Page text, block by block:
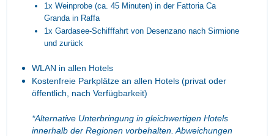
1x Weinprobe (ca. 45 Minuten) in der Fattoria Ca
Granda in Raffa
1x Gardasee-Schifffahrt von Desenzano nach Sirmione
und zurück
WLAN in allen Hotels
Kostenfreie Parkplätze an allen Hotels (privat oder
öffentlich, nach Verfügbarkeit)
*Alternative Unterbringung in gleichwertigen Hotels
innerhalb der Regionen vorbehalten. Abweichungen